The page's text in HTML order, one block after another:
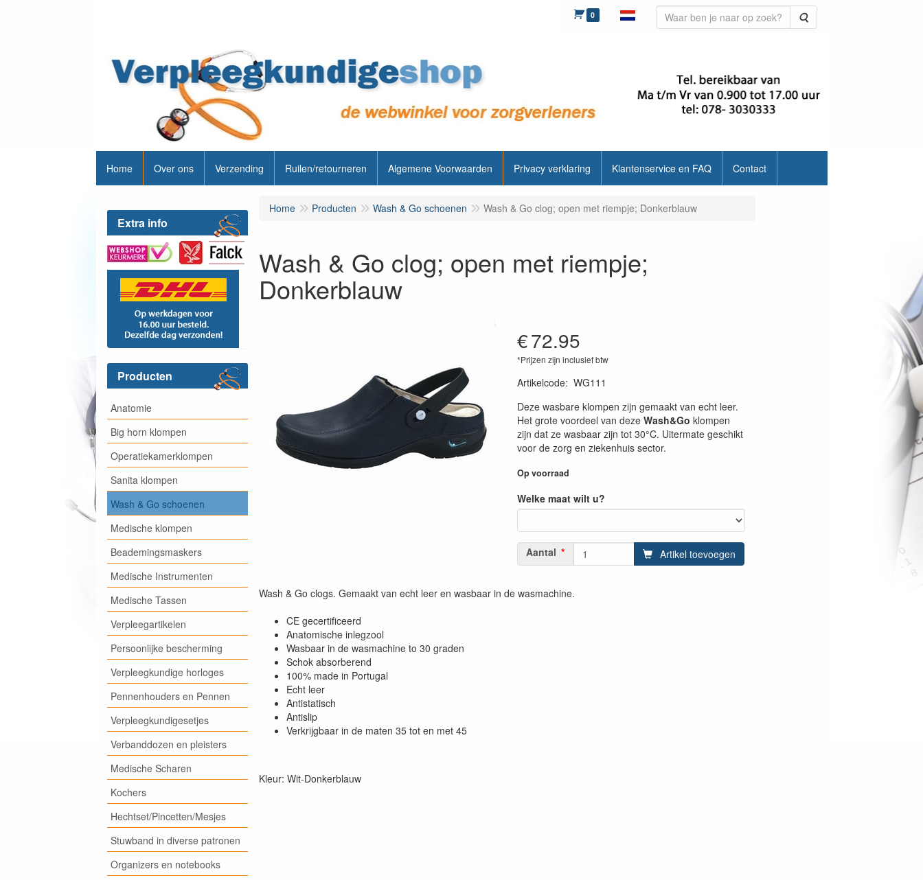
0 Zoeken
Home Over ons Verzending Ruilen/retourneren Algemene Voorwaarden Privacy verklaring Klantenservice en FAQ Contact
Extra info
Producten
Anatomie
Big horn klompen
Operatiekamerklompen
Sanita klompen
Wash & Go schoenen
Medische klompen
Beademingsmaskers
Medische Instrumenten
Medische Tassen
Verpleegartikelen
Persoonlijke bescherming
Verpleegkundige horloges
Pennenhouders en Pennen
Verpleegkundigesetjes
Verbanddozen en pleisters
Medische Scharen
Kochers
Hechtset/Pincetten/Mesjes
Stuwband in diverse patronen
Organizers en notebooks
Home Producten Wash & Go schoenen Wash & Go clog; open met riempje; Donkerblauw
Wash & Go clog; open met riempje;
Donkerblauw
€72.95
*Prijzen zijn inclusief btw
Artikelcode: WG111
Deze wasbare klompen zijn gemaakt van echt leer.
Het grote voordeel van deze Wash&Go klompen
zijn dat ze wasbaar zijn tot 30°C. Uitermate geschikt
voor de zorg en ziekenhuis sector.
Op voorraad
Welke maat wilt u?
Aantal Artikel toevoegen
Wash & Go clogs. Gemaakt van echt leer en wasbaar in de wasmachine.
CE gecertificeerd
Anatomische inlegzool
Wasbaar in de wasmachine to 30 graden
Schok absorberend
100% made in Portugal
Echt leer
Antistatisch
Antislip
Verkrijgbaar in de maten 35 tot en met 45
Kleur: Wit-Donkerblauw